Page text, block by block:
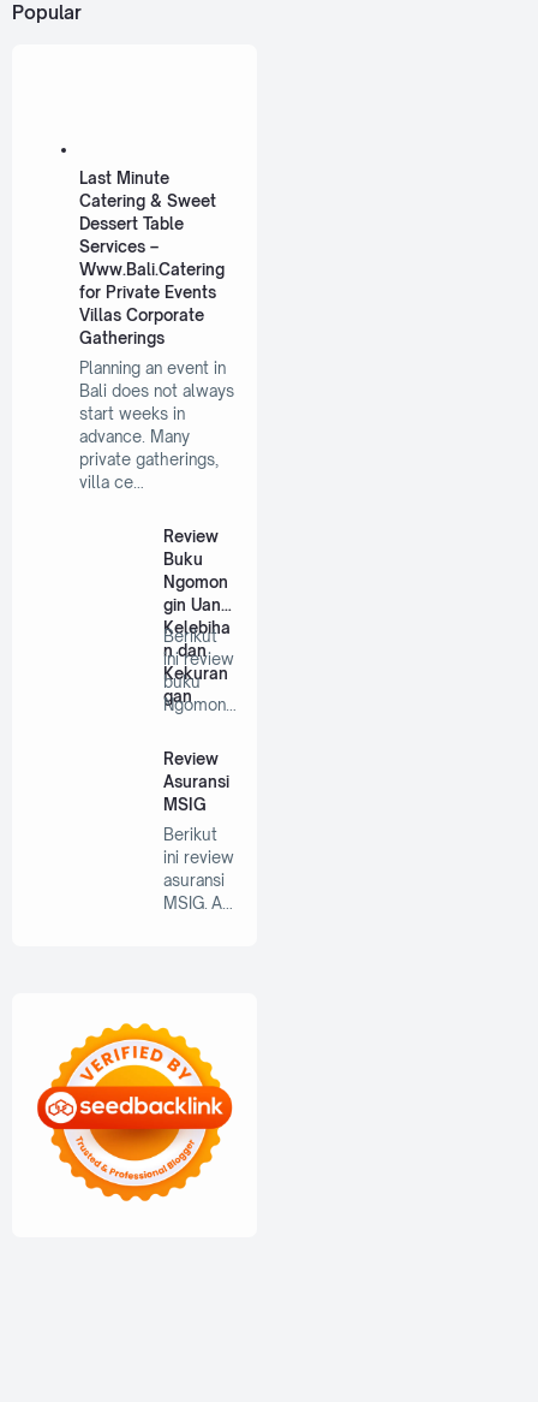
Popular
Last Minute
Catering & Sweet
Dessert Table
Services –
Www.Bali.Catering
for Private Events
Villas Corporate
Gatherings
Planning an event in
Bali does not always
start weeks in
advance. Many
private gatherings,
villa ce…
Review
Buku
Ngomon
gin Uang:
Kelebiha
n dan
Kekuran
gan
Berikut
ini review
buku
Ngomong
mulai
dari…
Review
Asuransi
MSIG
Berikut
ini review
asuransi
MSIG. As